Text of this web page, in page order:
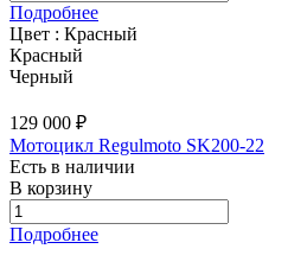
Подробнее
Цвет : Красный
Красный
Черный
129 000 ₽
Мотоцикл Regulmoto SK200-22
Есть в наличии
В корзину
Подробнее